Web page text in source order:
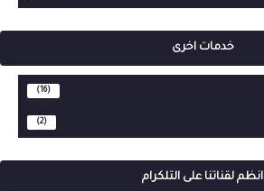
خدمات اخرى
(16)
(2)
انظم لقناتنا على التلكرام